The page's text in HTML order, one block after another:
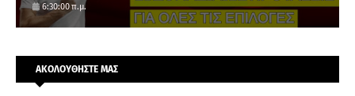
6:30:00 π.μ.
ΑΚΟΛΟΥΘΗΣΤΕ ΜΑΣ